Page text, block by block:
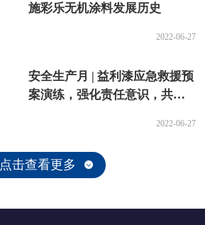
施彩乐无机涂料发展历史
2022-06-27
安全生产月 | 益利漆应急救援预
案演练，强化责任意识，共促
2022-06-27
点击查看更多